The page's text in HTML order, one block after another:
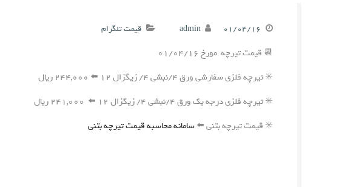
۰۱/۰۴/۱۶ admin قیمت تلگرام
📆 قیمت تیرچه مورخ ۰۱/۰۴/۱۶
✳️ تیرچه فلزی سفارشی ورق ۴/نبشی ۴/ زیگزال ۱۲ ⬅️ ۲۴۴,۰۰۰ ریال
✳️ تیرچه فلزی درجه یک ورق ۴/نبشی ۴/ زیگزال ۱۲ ⬅️ ۲۴۱,۰۰۰ ریال
✳️ قیمت تیرچه بتنی ⬅️سامانه محاسبه قیمت تیرچه بتنی